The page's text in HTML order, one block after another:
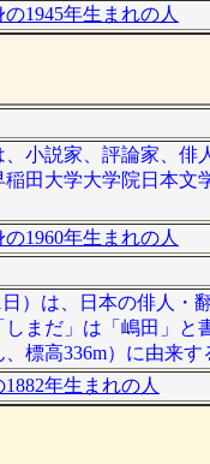
1945年生まれの人
小説家、評論家、
田大学大学院日本
1960年生まれの人
）は、日本の俳人
まだ」は「嶋田」
標高336m）に由来す
年生まれの人